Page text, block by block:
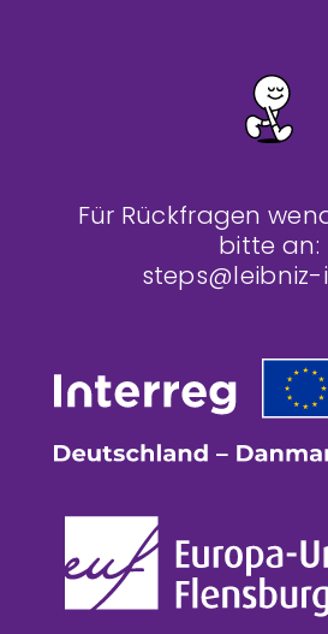
Für Rückfragen
bitte an: